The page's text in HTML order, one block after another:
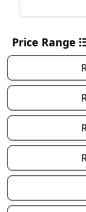
Price Range